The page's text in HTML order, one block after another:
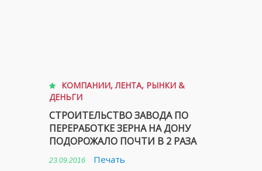
КОМПАНИИ,ЛЕНТА, РЫНКИ &
ДЕНЬГИ
СТРОИТЕЛЬСТВО ЗАВОДА ПО
ПЕРЕРАБОТКЕ ЗЕРНА НА ДОНУ
ПОДОРОЖАЛО ПОЧТИ В 2 РАЗА
23.09.2016
Печать